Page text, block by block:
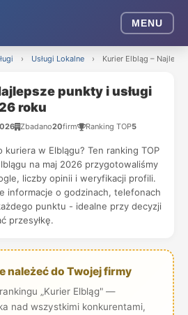
MENU
› Usługi Lokalne › Kurier Elbląg –
punkty i usługi
roku
Zbadano20firm Ranking TOP5
kuriera w Elblągu? Ten ranking TOP
na maj 2026 przygotowaliśmy
liczby opinii i weryfikacji profili.
informacje o godzinach, telefonach
punktu - idealne przy decyzji
przesyłkę.
należeć do Twojej firmy
„Kurier Elbląg" —
nad wszystkimi konkurentami,